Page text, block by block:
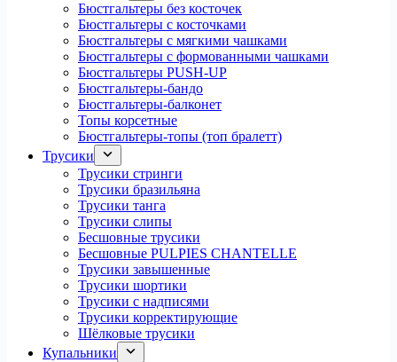
Бюстгальтеры без косточек
Бюстгальтеры с косточками
Бюстгальтеры с мягкими чашками
Бюстгальтеры с формованными чашками
Бюстгальтеры PUSH-UP
Бюстгальтеры-бандо
Бюстгальтеры-балконет
Топы корсетные
Бюстгальтеры-топы (топ бралетт)
Трусики
Трусики стринги
Трусики бразильяна
Трусики танга
Трусики слипы
Бесшовные трусики
Бесшовные PULPIES CHANTELLE
Трусики завышенные
Трусики шортики
Трусики с надписями
Трусики корректирующие
Шёлковые трусики
Купальники